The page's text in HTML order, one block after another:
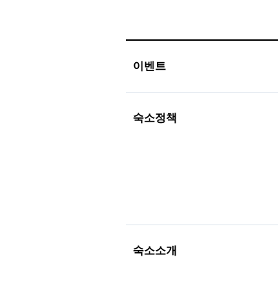
이벤트
숙소정책
숙소소개